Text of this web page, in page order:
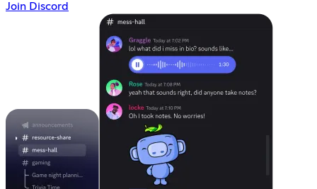
Join Discord